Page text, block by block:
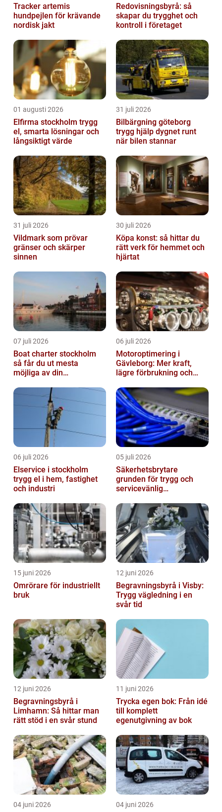
Tracker artemis
hundpejlen för krävande
nordisk jakt
Redovisningsbyrå: så
skapar du trygghet och
kontroll i företaget
01 augusti 2026
Elfirma stockholm trygg
el, smarta lösningar och
långsiktigt värde
31 juli 2026
Bilbärgning göteborg
trygg hjälp dygnet runt
när bilen stannar
31 juli 2026
Vildmark som prövar
gränser och skärper
sinnen
30 juli 2026
Köpa konst: så hittar du
rätt verk för hemmet och
hjärtat
07 juli 2026
Boat charter stockholm
så får du ut mesta
möjliga av din
06 juli 2026
Motoroptimering i
Gävleborg: Mer kraft,
lägre förbrukning och
06 juli 2026
Elservice i stockholm
trygg el i hem, fastighet
och industri
05 juli 2026
Säkerhetsbrytare
grunden för trygg och
servicevänlig
15 juni 2026
Omrörare för industriellt
bruk
12 juni 2026
Begravningsbyrå i Visby:
Trygg vägledning i en
svår tid
12 juni 2026
Begravningsbyrå i
Limhamn: Så hittar man
rätt stöd i en svår stund
11 juni 2026
Trycka egen bok: Från idé
till komplett
egenutgivning av bok
04 juni 2026 04 juni 2026